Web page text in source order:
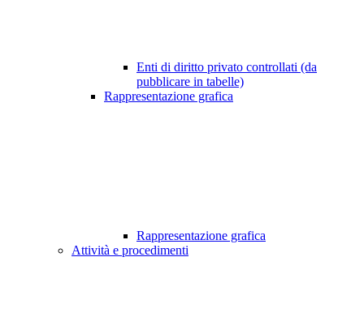
Enti di diritto privato controllati (da
pubblicare in tabelle)
Rappresentazione grafica
Rappresentazione grafica
Attività e procedimenti